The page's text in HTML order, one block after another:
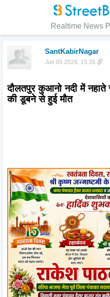
Realtime News
SantKabirNagar
Jun 05 2026, 15:35
दौलतपुर कुआनो नदी में